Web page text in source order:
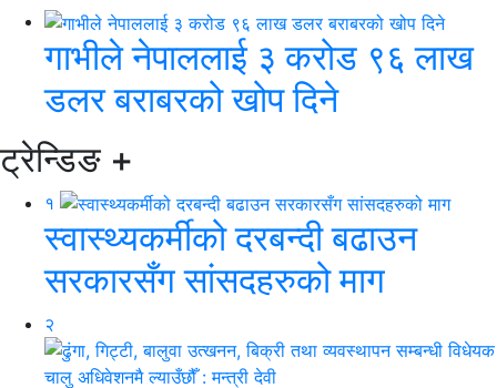
गाभीले नेपाललाई ३ करोड ९६ लाख
डलर बराबरको खोप दिने
ट्रेन्डिङ +
१
स्वास्थ्यकर्मीको दरबन्दी बढाउन
सरकारसँग सांसदहरुको माग
२